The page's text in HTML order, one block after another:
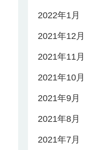
2022年1月
2021年12月
2021年11月
2021年10月
2021年9月
2021年8月
2021年7月